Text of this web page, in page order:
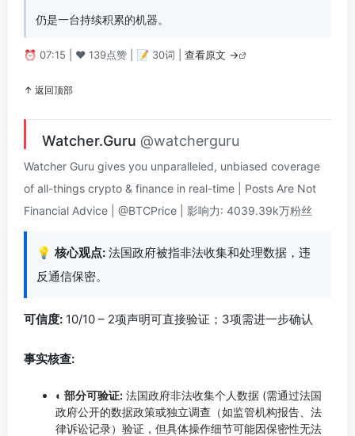
仍是一台持续积累的机器。
⏰ 07:15 | ❤️ 139点赞 | 📝 30词 | 查看原文 →
↑ 返回顶部
Watcher.Guru @watcherguru
Watcher Guru gives you unparalleled, unbiased coverage
of all-things crypto & finance in real-time | Posts Are Not
Financial Advice | @BTCPrice | 影响力: 4039.39k万粉丝
💡 核心观点: 法国政府被指非法收集和处理数据，违
反通信保密。
可信度: 10/10 – 2项声明可直接验证；3项需进一步确认
事实核查:
◐ 部分可验证: 法国政府非法收集个人数据 (需通过法国
政府公开的数据政策或独立调查（如监管机构报告、法
律诉讼记录）验证，但具体操作细节可能因保密性无法